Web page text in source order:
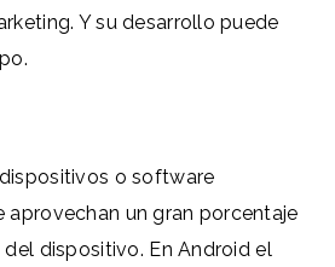
Y su desarrollo puede
o software
aprovechan un gran porcentaje
dispositivo. En Android el